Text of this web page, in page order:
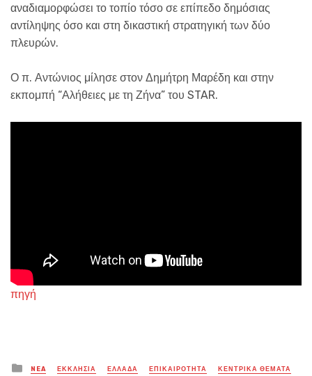
αναδιαμορφώσει το τοπίο τόσο σε επίπεδο δημόσιας
αντίληψης όσο και στη δικαστική στρατηγική των δύο
πλευρών.
Ο π. Αντώνιος μίλησε στον Δημήτρη Μαρέδη και στην
εκπομπή “Αλήθειες με τη Ζήνα” του STAR.
πηγή
Posted
NEA ΕΚΚΛΗΣΙΑ ΕΛΛΑΔΑ ΕΠΙΚΑΙΡΟΤΗΤΑ ΚΕΝΤΡΙΚΑ ΘΕΜΑΤΑ